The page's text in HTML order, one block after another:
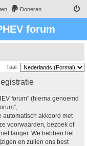
Doneren
forum
Taal:
forum” (hierna genoemd
automatisch akkoord met
voorwaarden, bezoek of
langer. We hebben het
en zullen ons best